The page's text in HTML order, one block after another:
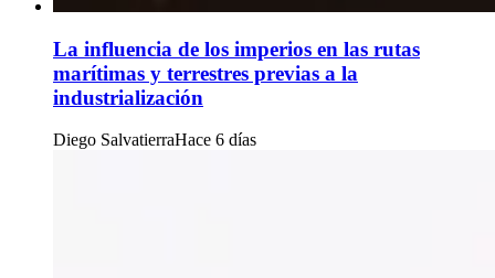
La influencia de los imperios en las rutas
marítimas y terrestres previas a la
industrialización
Diego SalvatierraHace 6 días